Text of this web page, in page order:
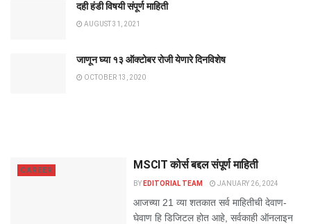
दही हंडी विषयी संपूर्ण माहिती
AUGUST 31, 2021
जाणून घ्या १३ ऑक्टोबर रोजी येणारे दिनविशेष
OCTOBER 13, 2020
CAREER MSCIT कोर्स बद्दल संपूर्ण माहिती
BY EDITORIAL TEAM JANUARY 26, 2024
आजच्या 21 व्या शतकात सर्व माहितीची देवाण-
घेवाण हि डिजिटल होत आहे, सर्वकाही ऑनलाइन